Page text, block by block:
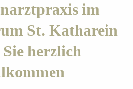
im
St. Katharein
herzlich